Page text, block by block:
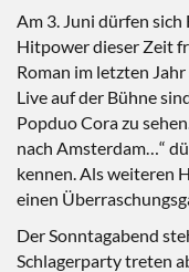
Am 3. Juni dürfen
Hitpower dieser Zeit
Roman im letzten
Live auf der Bühne
Popduo Cora zu
nach Amsterdam…“
kennen. Als weiteren
einen
Der Sonntagabend
Schlagerparty treten